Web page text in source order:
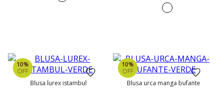
10%
OFF
blusa lurex istambul
10%
OFF
blusa urca manga bufante